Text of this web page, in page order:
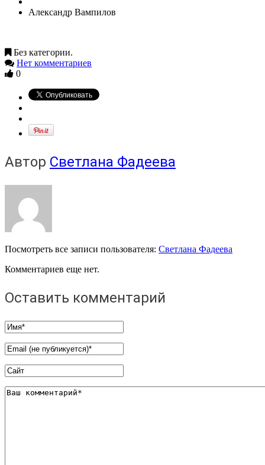
Александр Вампилов
Без категории.
Нет комментариев
0
Автор Светлана Фадеева
Посмотреть все записи пользователя: Светлана Фадеева
Комментариев еще нет.
Оставить комментарий